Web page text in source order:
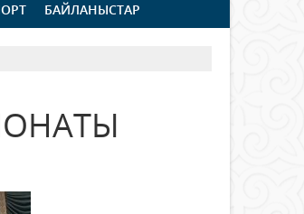
БАЙЛАНЫСТАР